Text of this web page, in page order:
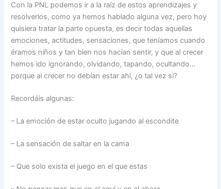
Con la PNL podemos ir a la raíz de estos aprendizajes y
resolverlos, como ya hemos hablado alguna vez, pero hoy
quisiera tratar la parte opuesta, es decir todas aquellas
emociones, actitudes, sensaciones, que teníamos cuando
éramos niños y tan bien nos hacían sentir, y que al crecer
hemos ido ignorando, olvidando, tapando, ocultando…
porque al crecer no debían estar ahí, ¿o tal vez si?
Recordáis algunas:
– La emoción de estar oculto jugando al escondite
– La sensación de saltar en la cama
– Que solo exista el juego en el que estas